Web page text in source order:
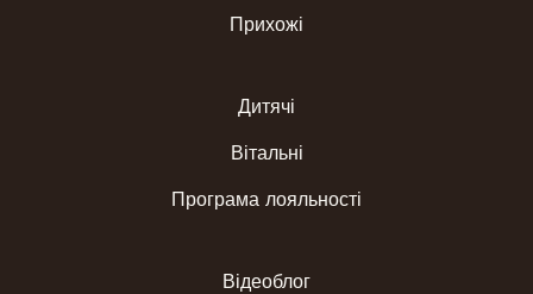
Прихожі
Дитячі
Вітальні
Програма лояльності
Відеоблог